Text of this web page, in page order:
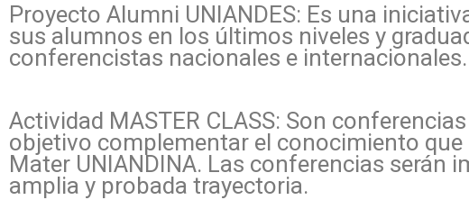
Proyecto Alumni UNIANDES: Es una
sus alumnos en los últimos niveles y
conferencistas nacionales e internacionales.
Actividad MASTER CLASS: Son
objetivo complementar el conocimiento
Mater UNIANDINA. Las conferencias
amplia y probada trayectoria.